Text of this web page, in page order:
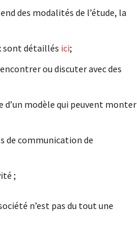
des modalités de l’étude, la
sont détaillés ici;
ou discuter avec des
d’un modèle qui peuvent monter
de communication de
;
n’est pas du tout une